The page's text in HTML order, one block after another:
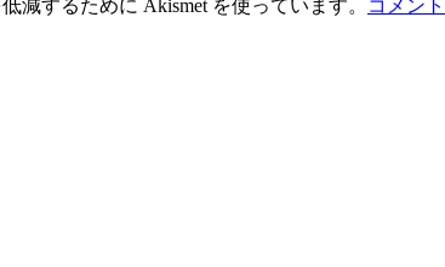
減するために Akismet を使っています。 コメン